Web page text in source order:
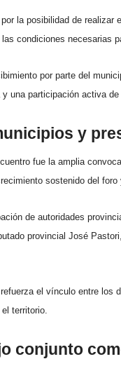
la posibilidad de
condiciones necesarias
por parte del
una participación activa de
y
fue la amplia
sostenido del
de autoridades
provincial José
el vínculo entre
territorio.
conjunto